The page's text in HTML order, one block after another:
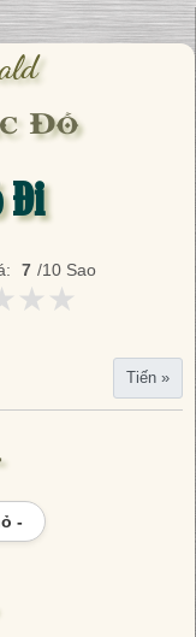
Đỗ
Đi
7 /10 Sao
Tiến »
-